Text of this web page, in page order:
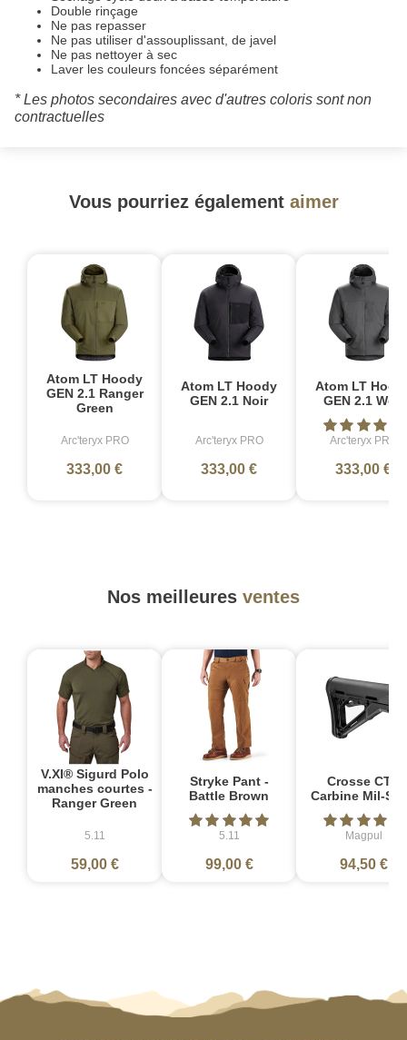
Double rinçage
Ne pas repasser
Ne pas utiliser d'assouplissant, de javel
Ne pas nettoyer à sec
Laver les couleurs foncées séparément
* Les photos secondaires avec d'autres coloris sont non
contractuelles
Vous pourriez également aimer
Atom LT Hoody
GEN 2.1 Ranger
Green
Arc'teryx PRO
333,00 €
Atom LT Hoody
GEN 2.1 Noir
Arc'teryx PRO
333,00 €
Atom LT
GEN 2.1 Wolf
Arc'teryx PRO
333,00 €
Nos meilleures ventes
V.XI® Sigurd Polo
manches courtes -
Ranger Green
5.11
59,00 €
Stryke Pant -
Battle Brown
5.11
99,00 €
Crosse CTR
Carbine Mil-
Magpul
94,50 €